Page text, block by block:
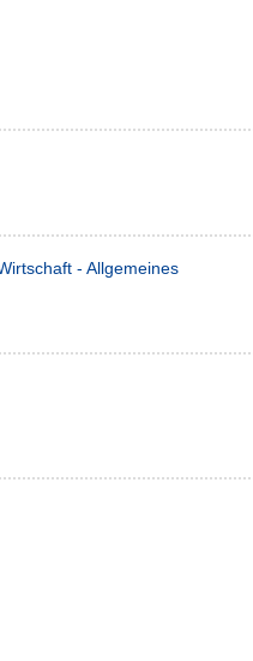
- Allgemeines